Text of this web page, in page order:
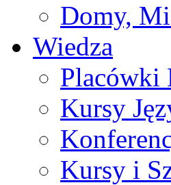
Domy,
Wiedza
Placówki
Kursy
Kursy i